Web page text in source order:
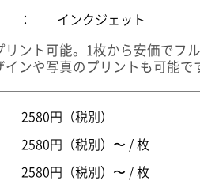
： インクジェット
リント可能。1枚から安価でフ
インや写真のプリントも可能で
2580円（税別）
2580円（税別）〜 / 枚
2580円（税別）〜 / 枚